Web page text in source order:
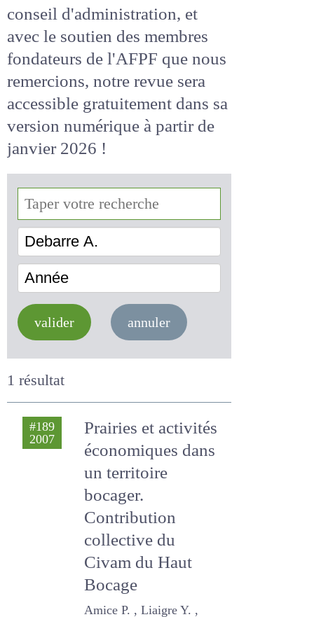
Suite à la décision de notre
conseil d'administration, et
avec le soutien des membres
fondateurs de l'AFPF que nous
remercions, notre revue sera
accessiblegratuitementdans
sa version numérique
de janvier 2026 !
Debarre A.
valider annuler
1 résultat
#189
Prairies et activités
économiques dans
un territoire
bocager.
Contribution
collective du
Civam du Haut
Bocage